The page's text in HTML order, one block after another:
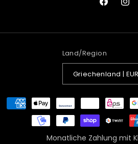
Facebook
Land/Region
Zahlungsmethoden
Monatliche Zahlung mit